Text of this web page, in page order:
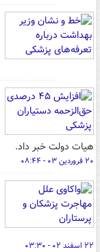
هیات دولت خبر داد.
۲۰ فروردین ۰۳ - ۰۸:۴۴
۲۲ اسفند ۰۲ - ۰۳:۳۰